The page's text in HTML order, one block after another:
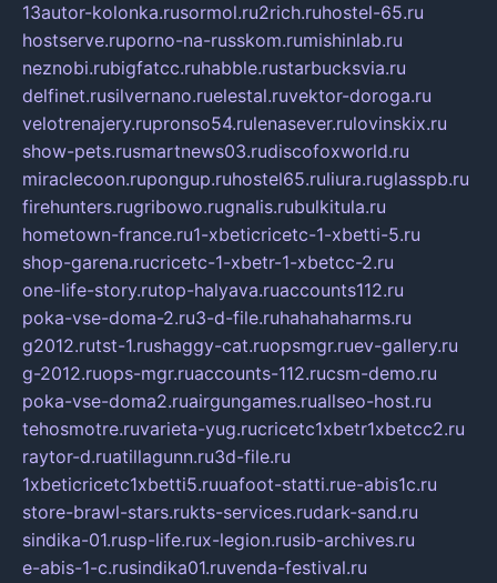
13autor-kolonka.rusormol.ru2rich.ruhostel-65.ru
hostserve.ruporno-na-russkom.rumishinlab.ru
neznobi.rubigfatcc.ruhabble.rustarbucksvia.ru
delfinet.rusilvernano.ruelestal.ruvektor-doroga.ru
velotrenajery.rupronso54.rulenasever.rulovinskix.ru
show-pets.rusmartnews03.rudiscofoxworld.ru
miraclecoon.rupongup.ruhostel65.ruliura.ruglasspb.ru
firehunters.rugribowo.rugnalis.rubulkitula.ru
hometown-france.ru1-xbeticricetc-1-xbetti-5.ru
shop-garena.rucricetc-1-xbetr-1-xbetcc-2.ru
one-life-story.rutop-halyava.ruaccounts112.ru
poka-vse-doma-2.ru3-d-file.ruhahahaharms.ru
g2012.rutst-1.rushaggy-cat.ruopsmgr.ruev-gallery.ru
g-2012.ruops-mgr.ruaccounts-112.rucsm-demo.ru
poka-vse-doma2.ruairgungames.ruallseo-host.ru
tehosmotre.ruvarieta-yug.rucricetc1xbetr1xbetcc2.ru
raytor-d.ruatillagunn.ru3d-file.ru
1xbeticricetc1xbetti5.ruuafoot-statti.rue-abis1c.ru
store-brawl-stars.rukts-services.rudark-sand.ru
sindika-01.rusp-life.rux-legion.rusib-archives.ru
e-abis-1-c.rusindika01.ruvenda-festival.ru